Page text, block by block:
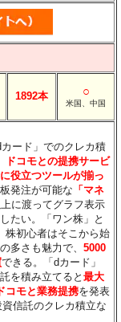
1892本 ○
米国、中国
ード」でのクレカ積
ドコモとの提携サービ
役立つツールが揃っ
発注が可能な 「マネ
に渡ってグラフ表示
たい。「ワン株」と
株初心者はそこから始
多さも魅力で、5000
できる。「dカード」
を積み立てると最大
コモと業務提携を発表
信託のクレカ積立な